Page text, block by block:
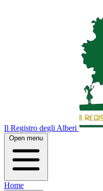
Il Registro degli Alberi
Open menu
Home